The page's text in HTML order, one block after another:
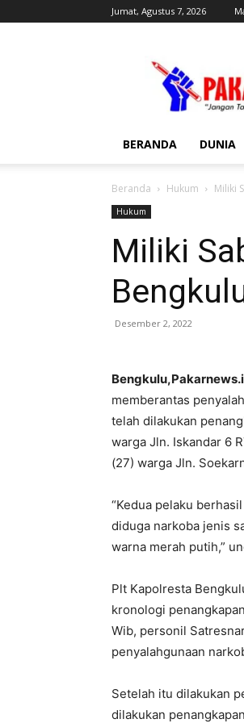
Jumat, Agustus 7, 2026
BERANDA DUNIA
Beranda Hukum Miliki
Hukum
Miliki
Desember 2, 2022
memberantas
telah dilakukan
warga Jln. Iskandar 6
(27) warga Jln.
“Kedua pelaku
diduga narkoba jenis
warna merah putih,”
Plt Kapolresta
kronologi
Wib, personil
penyalahgunaan
Setelah itu dilakukan
dilakukan